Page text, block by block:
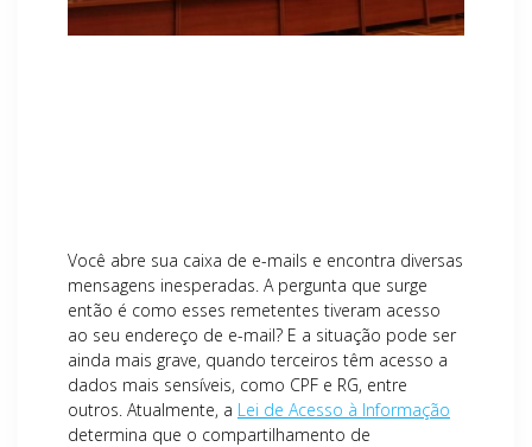
Você abre sua caixa de e-mails e encontra diversas
mensagens inesperadas. A pergunta que surge
então é como esses remetentes tiveram acesso
ao seu endereço de e-mail? E a situação pode ser
ainda mais grave, quando terceiros têm acesso a
dados mais sensíveis, como CPF e RG, entre
outros. Atualmente, a Lei de Acesso à Informação
determina que o compartilhamento de